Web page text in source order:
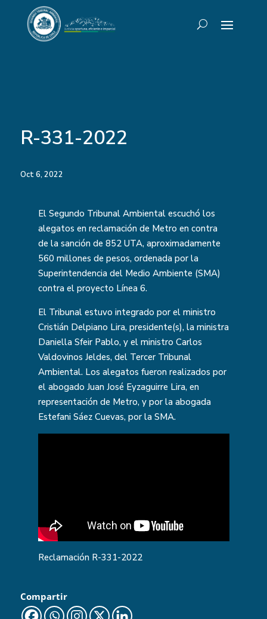
R-331-2022
Oct 6, 2022
El Segundo Tribunal Ambiental escuchó los
alegatos en reclamación de Metro en contra
de la sanción de 852 UTA, aproximadamente
560 millones de pesos, ordenada por la
Superintendencia del Medio Ambiente (SMA)
contra el proyecto Línea 6.
El Tribunal estuvo integrado por el ministro
Cristián Delpiano Lira, presidente(s), la ministra
Daniella Sfeir Pablo, y el ministro Carlos
Valdovinos Jeldes, del Tercer Tribunal
Ambiental. Los alegatos fueron realizados por
el abogado Juan José Eyzaguirre Lira, en
representación de Metro, y por la abogada
Estefani Sáez Cuevas, por la SMA.
Reclamación R-331-2022
Compartir